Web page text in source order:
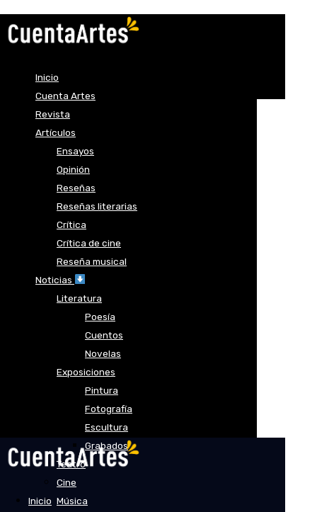
Inicio
Cuenta Artes
Revista
Artículos
Ensayos
Opinión
Reseñas
Reseñas literarias
Crítica
Crítica de cine
Reseña musical
Noticias
Literatura
Poesía
Cuentos
Novelas
Exposiciones
Pintura
Fotografía
Escultura
Grabados
Teatro
Cine
Música
Inicio